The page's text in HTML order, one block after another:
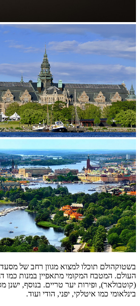
בשטוקהולם תוכלו למצוא מגוון רחב של
העולם. המטבח המקומי מתאפיין במנות כמו
(קוטבולאר), ופירות יער טריים. בנוסף, ישנן
בינלאומי כמו איטלקי, יפני, הודי ועוד.